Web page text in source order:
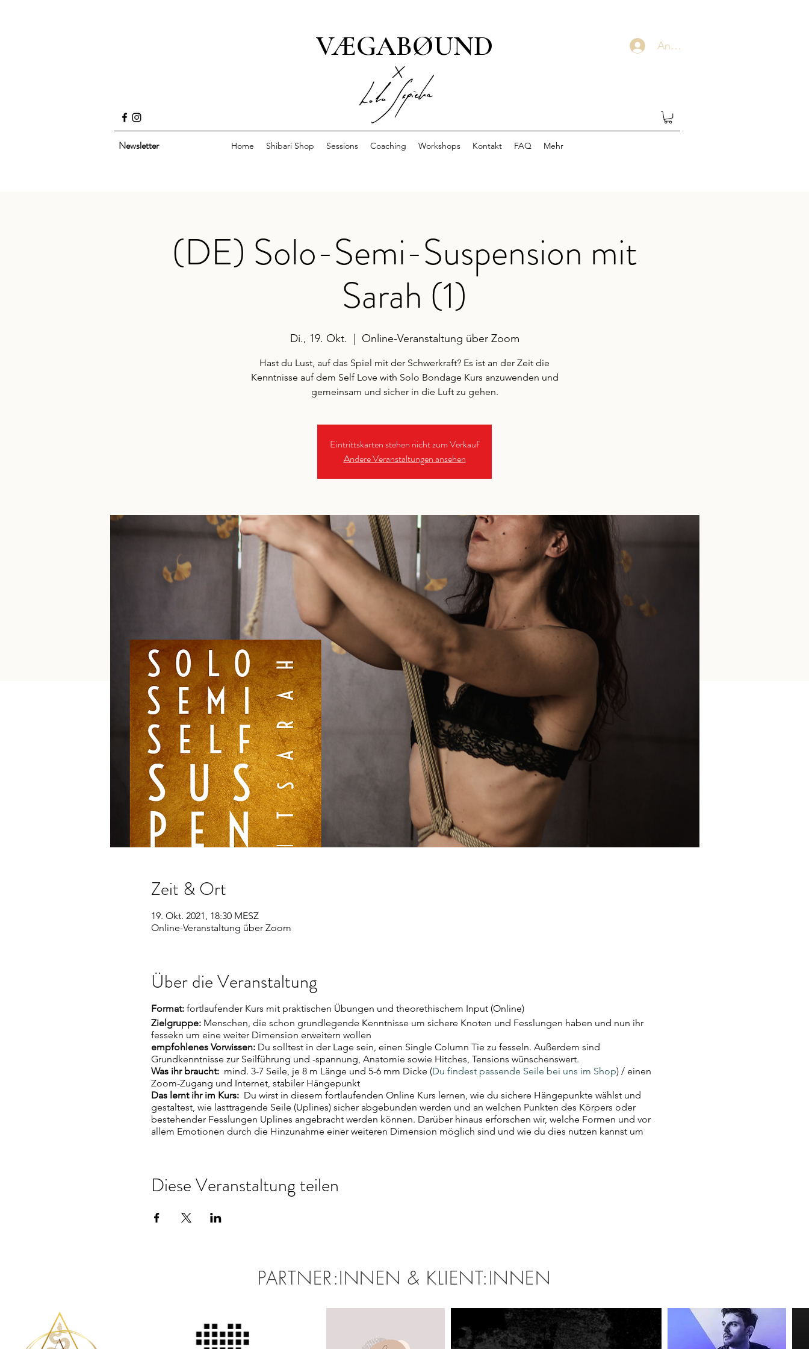
VÆGABØUND
x
Anmelden
Newsletter Home Shibari Shop Sessions Coaching Workshops Kontakt FAQ Mehr
(DE) Solo-Semi-Suspension mit
Sarah (1)
Di., 19. Okt. Online-Veranstaltung über Zoom
Hast du Lust, auf das Spiel mit der Schwerkraft? Es ist an der Zeit die
Kenntnisse auf dem Self Love with Solo Bondage Kurs anzuwenden und
gemeinsam und sicher in die Luft zu gehen.
Eintrittskarten stehen nicht zum Verkauf
Andere Veranstaltungen ansehen
Zeit & Ort
19. Okt. 2021, 18:30 MESZ
Online-Veranstaltung über Zoom
Über die Veranstaltung
Format:fortlaufender Kurs mit praktischen Übungen und theorethischem Input (Online)
Zielgruppe: Menschen, die schon grundlegende Kenntnisse um sichere Knoten und Fesslungen haben und nun ihr
fessekn um eine weiter Dimension erweitern wollen
empfohlenes Vorwissen: Du solltest in der Lage sein, einen Single Column Tie zu fesseln. Außerdem sind
Grundkenntnisse zur Seilführung und -spannung, Anatomie sowie Hitches, Tensions wünschenswert.
Was ihr braucht:mind. 3-7 Seile, je 8 m Länge und 5-6 mm Dicke (Du findest passende Seile bei uns im Shop) / einen
Zoom-Zugang und Internet, stabiler Hängepunkt
Das lernt ihr im Kurs:Du wirst in diesem fortlaufenden Online Kurs lernen, wie du sichere Hängepunkte wählst und
gestaltest, wie lasttragende Seile (Uplines) sicher abgebunden werden und an welchen Punkten des Körpers oder
bestehender Fesslungen Uplines angebracht werden können. Darüber hinaus erforschen wir, welche Formen und vor
allem Emotionen durch die Hinzunahme einer weiteren Dimension möglich sind und wie du dies nutzen kannst um
"Man fühlt sich von Anfang an gut aufgehoben und genau dort abgeholt, wo man gerade mit der Reise zu Sich selbst
indem man sich super wohlfühlt und lernen kann seinen eigenen ganz individuellen Flow zu finden. Die Begeisterung
Hast du Lust, auf das Spiel mit der Schwerkraft? Es ist an der Zeit die Kenntnisse auf dem Self Love with Solo Bondage
Kurs anzuwenden und gemeinsam und sicher in die Luft zu gehen.
Diese Veranstaltung teilen
PARTNER:INNEN & KLIENT:INNEN